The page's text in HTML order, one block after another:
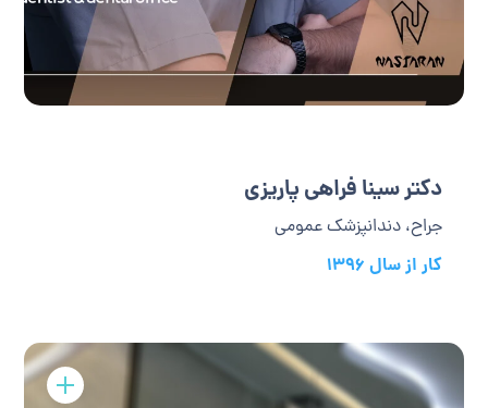
دکتر سینا فراهی پاریزی
جراح، دندانپزشک عمومی
کار از سال 1396